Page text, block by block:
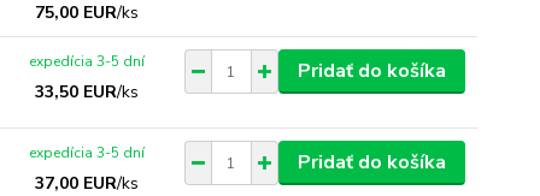
75,00 EUR/ks
33,50 EUR/ks
expedícia 3-5 dní Pridať do košíka
37,00 EUR/ks
expedícia 3-5 dní Pridať do košíka